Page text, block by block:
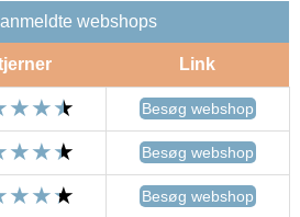
webshops
Link
Besøg webshop
Besøg webshop
Besøg webshop